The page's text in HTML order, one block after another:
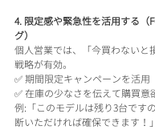
4. 限定感や緊急性を活用する（
グ）
個人営業では、「今買わないと
戦略が有効。
✅ 期間限定キャンペーンを活用
✅ 在庫の少なさを伝えて購買意
例:「このモデルは残り3台です
断いただければ確保できます！」